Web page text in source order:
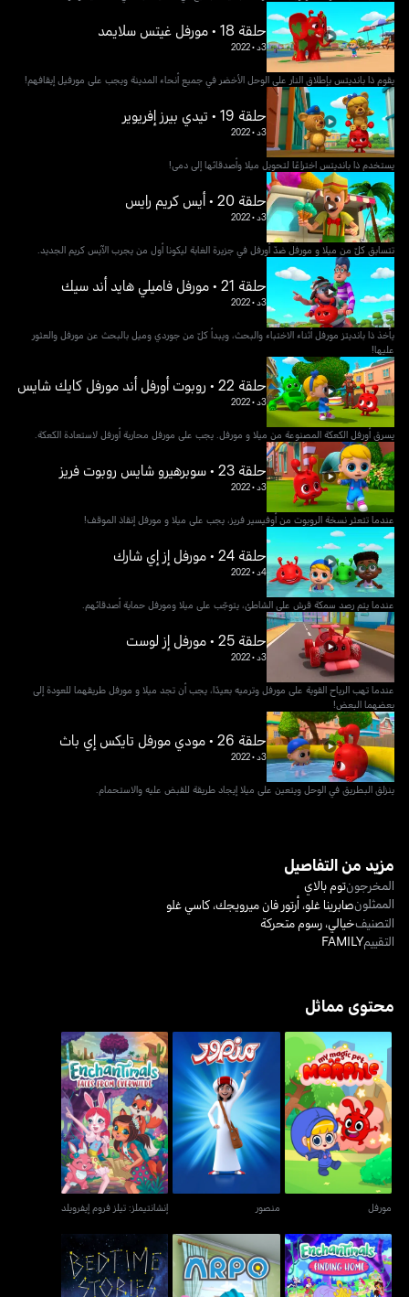
حلقة 18 • مورفل غيتس سلايمد
3د •
2022
يقوم ذا بانديتس بإطلاق النار على الوحل الأخضر في جميع أنحاء المدينة ويجب على مورفيل إيقافهم!
حلقة 19 • تيدي بيرز إفريوير
3د •
2022
يستخدم ذا بانديتس اختراعًا لتحويل ميلا وأصدقائها إلى دمى!
حلقة 20 • أيس كريم رايس
3د •
2022
تتسابق كلّ من ميلا و مورفل ضدّ أورفل في جزيرة الغابة ليكونا أول من يجرب الآيس كريم الجديد.
حلقة 21 • مورفل فاميلي هايد أند سيك
3د •
2022
يأخذ ذا بانديتز مورفل أثناء الاختباء والبحث، ويبدأ كلّ من جوردي وميل بالبحث عن مورفل والعثور
عليها!
حلقة 22 • روبوت أورفل أند مورفل كايك شايس
3د •
2022
يسرق أورفل الكعكة المصنوعة من ميلا و مورفل. يجب على مورفل محاربة أورفل لاستعادة الكعكة.
حلقة 23 • سوبرهيرو شايس روبوت فريز
3د •
2022
عندما تتعثر نسخة الروبوت من أوفيسير فريز، يجب على ميلا و مورفل إنقاذ الموقف!
حلقة 24 • مورفل إز إي شارك
4د •
2022
عندما يتم رصد سمكة قرش على الشاطئ، يتوجّب على ميلا ومورفل حماية أصدقائهم.
حلقة 25 • مورفل إز لوست
3د •
2022
عندما تهب الرياح القوية على مورفل وترميه بعيدًا، يجب أن تجد ميلا و مورفل طريقهما للعودة إلى
بعضهما البعض!
حلقة 26 • مودي مورفل تايكس إي باث
3د •
2022
ينزلق البطريق في الوحل ويتعين على ميلا إيجاد طريقة للقبض عليه والاستحمام.
مزيد من التفاصيل
المخرجونتوم بالاي
الممثلونصابرينا غلو،أرتور فان ميرويجك،كاسي غلو
التصنيفخيالي،رسوم متحركة
التقييمFAMILY
محتوى مماثل
مورفل
مورفل
منصور
منصور
إنشانتيملز: تيلز فروم إيفرويلد
إنشانتيملز: تيلز فروم إيفرويلد